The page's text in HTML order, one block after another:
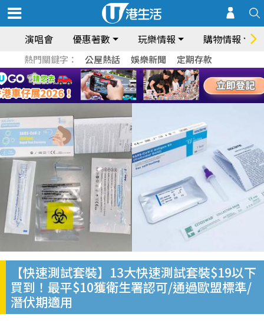
演唱會 優惠著數 玩樂情報 購物情報
熱門關鍵字： 公屋熱話 娛樂新聞 定期存款
【快速測試套裝】13大快速測試套裝$19以下
買到！最平$10獲衛生署認可/通過歐盟標準/
潛伏期適用